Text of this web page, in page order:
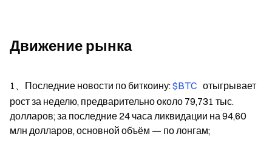
Движение рынка
1、Последние новости по биткоину: $BTC
  отыгрывает
рост за неделю, предварительно около 79,731 тыс.
долларов; за последние 24 часа ликвидации на 94,60
млн долларов, основной объём — по лонгам;